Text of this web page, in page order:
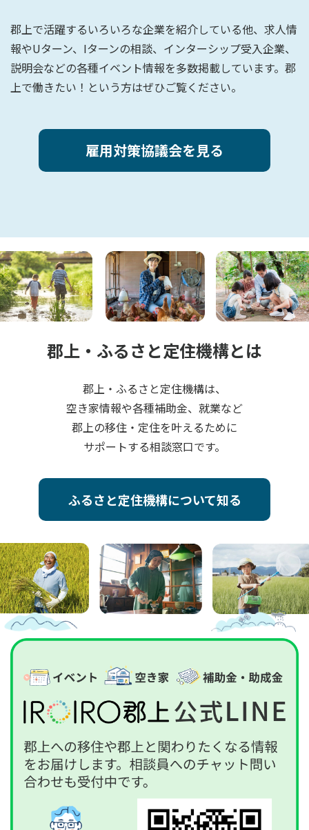
郡上で活躍するいろいろな企業を紹介している他、求人情
報やUターン、Iターンの相談、インターシップ受入企業、
説明会などの各種イベント情報を多数掲載しています。郡
上で働きたい！という方はぜひご覧ください。
雇用対策協議会を見る
郡上・ふるさと定住機構とは
郡上・ふるさと定住機構は、
空き家情報や各種補助金、就業など
郡上の移住・定住を叶えるために
サポートする相談窓口です。
ふるさと定住機構について知る